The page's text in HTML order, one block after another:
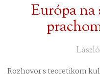
Európa na
Rozhovor s teoretikom